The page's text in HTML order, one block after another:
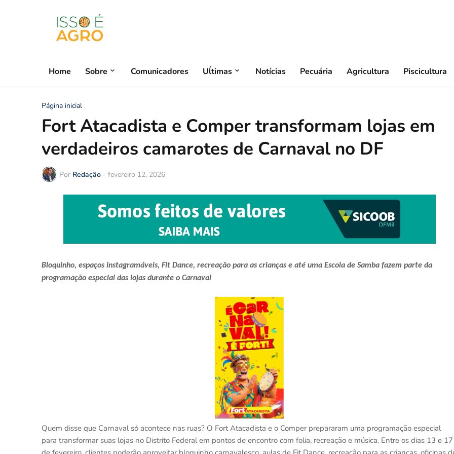
Home Sobre Comunicadores Uĺtimas Notícias Pecuária Agricultura Piscicultura
Página inicial
Fort Atacadista e Comper transformam lojas em
verdadeiros camarotes de Carnaval no DF
Por Redação - fevereiro 12, 2026
Bloquinho, espaços instagramáveis, Fit Dance, recreação para as crianças e até uma Escola de Samba fazem parte da
programação especial das lojas durante o Carnaval
Quem disse que Carnaval só acontece nas ruas? O Fort Atacadista e o Comper prepararam uma programação especial
para transformar suas lojas no Distrito Federal em pontos de encontro com folia, recreação e música. Entre os dias 13 e 17